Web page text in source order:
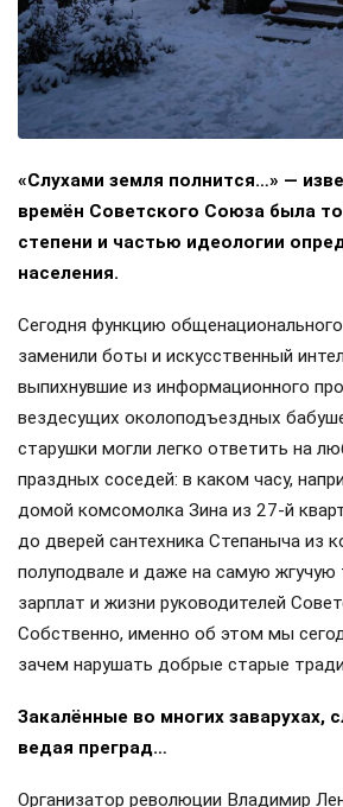
«Слухами земля полнится…» —
времён Советского Союза была
степени и частью идеологии
населения.
Сегодня функцию
заменили боты и искусственный
выпихнувшие из информационного
вездесущих околоподъездных
старушки могли легко ответить на
праздных соседей: в каком часу,
домой комсомолка Зина из 27-й
до дверей сантехника Степаныча из
полуподвале и даже на самую жгучую
зарплат и жизни руководителей
Собственно, именно об этом мы
зачем нарушать добрые старые
Закалённые во многих заварухах,
ведая преград…
Организатор революции Владимир